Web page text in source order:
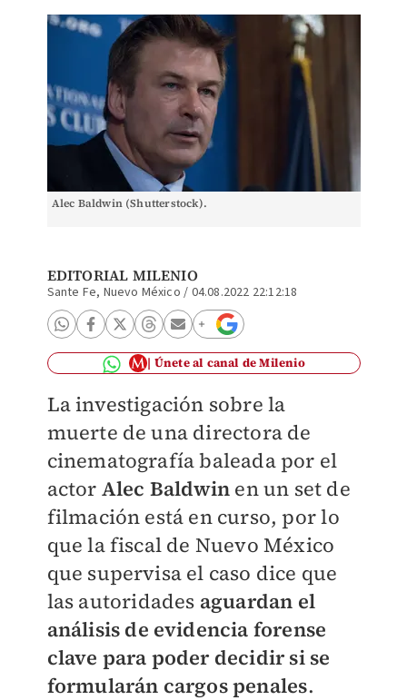
Alec Baldwin (Shutterstock).
EDITORIAL MILENIO
Sante Fe, Nuevo México / 04.08.2022 22:12:18
Únete al canal de Milenio
La investigación sobre la
muerte de una directora de
cinematografía baleada por el
actor Alec Baldwin en un set de
filmación está en curso, por lo
que la fiscal de Nuevo México
que supervisa el caso dice que
las autoridades aguardan el
análisis de evidencia forense
clave para poder decidir si se
formularán cargos penales.